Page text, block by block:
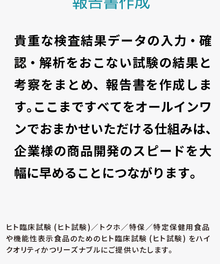
ヒト臨床試験 (ヒト試験)／トクホ／特保／特定保健用食品
や機能性表示食品のためのヒト臨床試験 (ヒト試験) をハイ
クオリティかつリーズナブルにご提供いたします。